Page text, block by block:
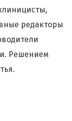
редакторы
Решением